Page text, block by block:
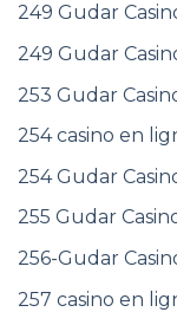
249 Gudar
249 Gudar
253 Gudar
254 casino en
254 Gudar
255 Gudar
256-Gudar
257 casino en